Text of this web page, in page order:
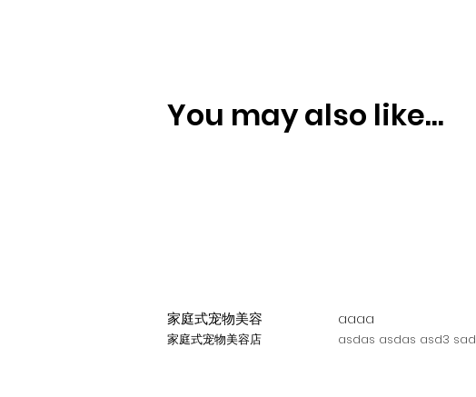
You may also like...
家庭式宠物美容
家庭式宠物美容店
aaaa
asdas asdas asd3 sad